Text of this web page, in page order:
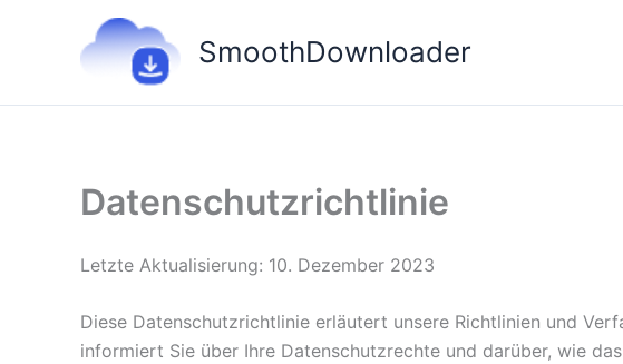
SmoothDownloader
Datenschutzrichtlinie
Letzte Aktualisierung: 10. Dezember 2023
Diese Datenschutzrichtlinie erläutert unsere Richtlinien und
informiert Sie über Ihre Datenschutzrechte und darüber, wie